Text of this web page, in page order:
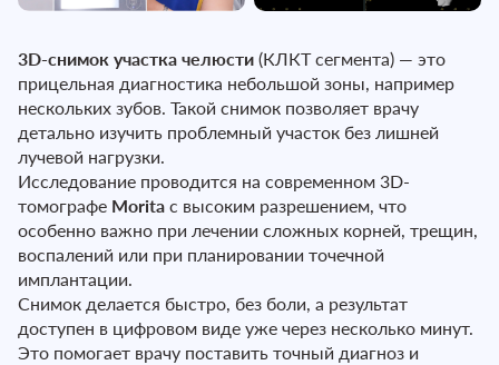
3D-снимок участка челюсти (КЛКТ сегмента) — это
прицельная диагностика небольшой зоны, например
нескольких зубов. Такой снимок позволяет врачу
детально изучить проблемный участок без лишней
лучевой нагрузки.
Исследование проводится на современном 3D-
томографе Morita с высоким разрешением, что
особенно важно при лечении сложных корней, трещин,
воспалений или при планировании точечной
имплантации.
Снимок делается быстро, без боли, а результат
доступен в цифровом виде уже через несколько минут.
Это помогает врачу поставить точный диагноз и